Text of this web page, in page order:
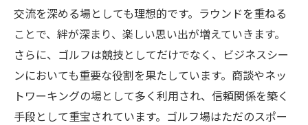
交流を深める場としても理想的です。ラウンドを重ねる
ことで、絆が深まり、楽しい思い出が増えていきます。
さらに、ゴルフは競技としてだけでなく、ビジネスシー
ンにおいても重要な役割を果たしています。商談やネッ
トワーキングの場として多く利用され、信頼関係を築く
手段として重宝されています。ゴルフ場はただのスポー